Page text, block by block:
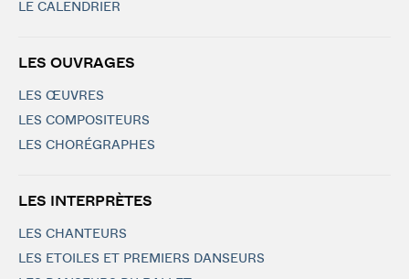
LE CALENDRIER
LES OUVRAGES
LES ŒUVRES
LES COMPOSITEURS
LES CHORÉGRAPHES
LES INTERPRÈTES
LES CHANTEURS
LES ETOILES ET PREMIERS DANSEURS